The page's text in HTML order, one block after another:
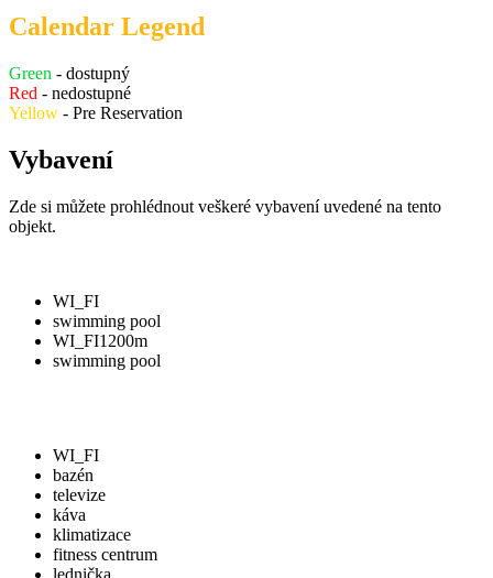
Calendar Legend
Green - dostupný
Red - nedostupné
Yellow - Pre Reservation
Vybavení
Zde si můžete prohlédnout veškeré vybavení uvedené na tento
objekt.
WI_FI
swimming pool
WI_FI1200m
swimming pool
WI_FI
bazén
televize
káva
klimatizace
fitness centrum
lednička